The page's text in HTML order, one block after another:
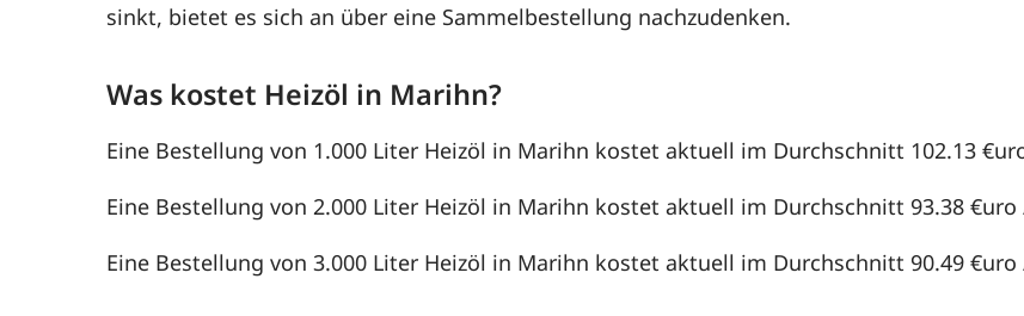
sinkt, bietet es sich an über eine Sammelbestellung nachzudenken.
Was kostet Heizöl in Marihn?
Eine Bestellung von 1.000 Liter Heizöl in Marihn kostet aktuell im Durchschnitt 102.13
Eine Bestellung von 2.000 Liter Heizöl in Marihn kostet aktuell im Durchschnitt 93.38 €uro
Eine Bestellung von 3.000 Liter Heizöl in Marihn kostet aktuell im Durchschnitt 90.49 €uro